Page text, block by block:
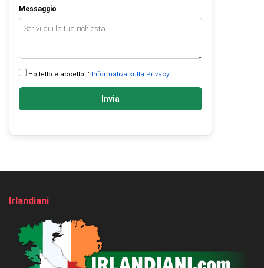
Messaggio
Ho letto e accetto l’ Informativa sulla Privacy
Invia
Irlandiani